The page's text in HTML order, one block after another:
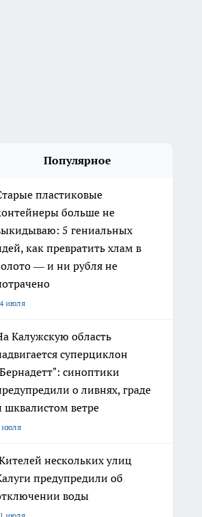
Популярное
пластиковые
больше не
5 гениальных
как превратить хлам в
— и ни рубля не
июля
Калужскую область
суперциклон
синоптики
о ливнях, граде
шквалистом ветре
июля
нескольких улиц
предупредили об
воды